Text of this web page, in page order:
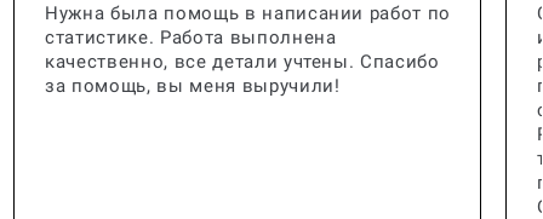
Нужна была помощь в написании работ по
статистике. Работа выполнена
качественно, все детали учтены. Спасибо
за помощь, вы меня выручили!